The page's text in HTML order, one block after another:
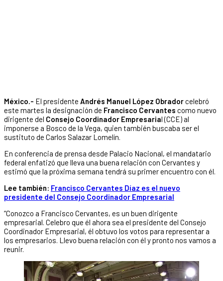
México.- El presidente Andrés Manuel López Obradorcelebró
este martes la designación de Francisco Cervantes como nuevo
dirigente del Consejo Coordinador Empresarial (CCE) al
imponerse a Bosco de la Vega, quien también buscaba ser el
sustituto de Carlos Salazar Lomelín.
En conferencia de prensa desde Palacio Nacional, el mandatario
federal enfatizó que lleva una buena relación con Cervantes y
estimó que la próxima semana tendrá su primer encuentro con él.
Lee también: Francisco Cervantes Díaz es el nuevo
presidente del Consejo Coordinador Empresarial
“Conozco a Francisco Cervantes, es un buen dirigente
empresarial. Celebro que él ahora sea el presidente del Consejo
Coordinador Empresarial, él obtuvo los votos para representar a
los empresarios. Llevo buena relación con él y pronto nos vamos a
reunir.